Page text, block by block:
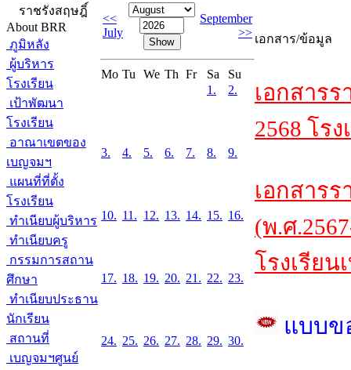
ราชรังสฤษฎิ์
About BRR
ภูมิหลัง
ผู้บริหาร
โรงเรียน
เป้าพัฒนา
โรงเรียน
อาณาเขตของ
เบญจมฯ
แผนที่ที่ตั้ง
โรงเรียน
ทำเนียบผู้บริหาร
ทำเนียบครู
กรรมการสถาน
ศึกษา
ทำเนียบประธาน
นักเรียน
สถานที่
เบญจมฯศูนย์
<<
July
September
>>
Mo Tu We Th Fr Sa
Su
1.
2.
3. 4. 5. 6. 7. 8. 9.
10. 11. 12. 13. 14. 15. 16.
17. 18. 19. 20. 21. 22. 23.
24. 25. 26. 27. 28. 29. 30.
เอกสาร/ข้อมูล
เอกสาร
2568 โร
เอกสาร
(พ.ศ
โรงเรีย
แบบข